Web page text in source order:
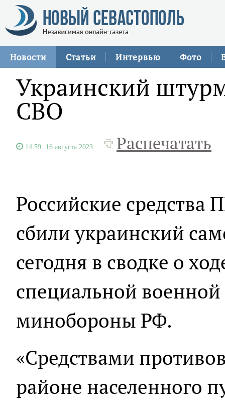
Новости Статьи Интервью Фото
Украинский
СВО
14:59 16 августа 2023 Распечатать
Российские
сбили украинский
сегодня в сводке о
специальной
минобороны РФ.
«Средствами
районе населенного